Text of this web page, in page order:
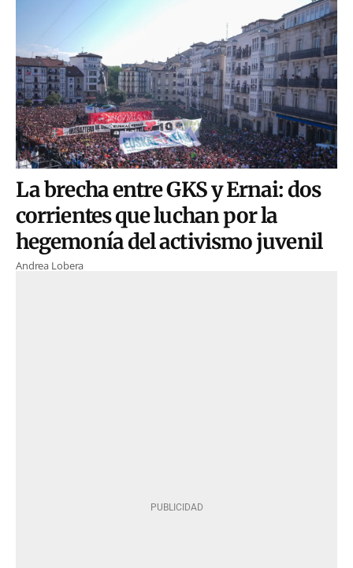
La brecha entre GKS y Ernai: dos
corrientes que luchan por la
hegemonía del activismo juvenil
Andrea Lobera